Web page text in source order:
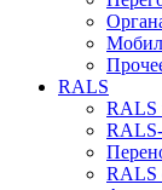
RALS
RALS
RALS